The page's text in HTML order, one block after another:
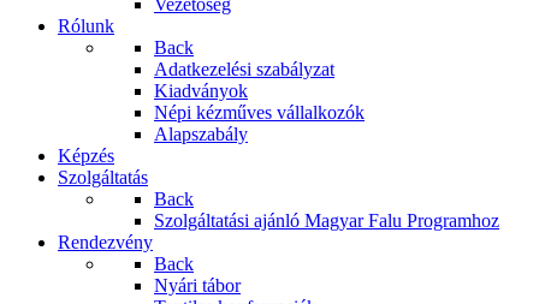
Vezetőség
Rólunk
Back
Adatkezelési szabályzat
Kiadványok
Népi kézműves vállalkozók
Alapszabály
Képzés
Szolgáltatás
Back
Szolgáltatási ajánló Magyar Falu Programhoz
Rendezvény
Back
Nyári tábor